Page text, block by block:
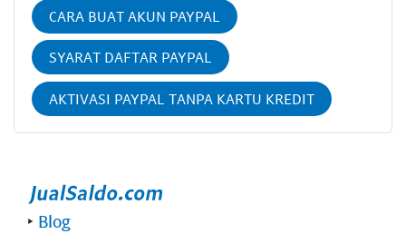
CARA BUAT AKUN PAYPAL
SYARAT DAFTAR PAYPAL
AKTIVASI PAYPAL TANPA KARTU KREDIT
‣ Blog